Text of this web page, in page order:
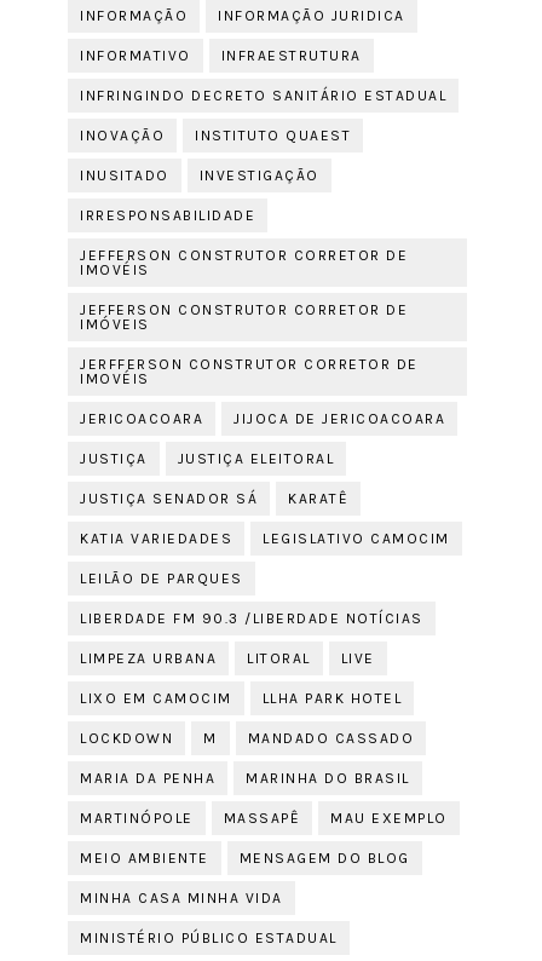
INFORMAÇÃO INFORMAÇÃO JURIDICA
INFORMATIVO INFRAESTRUTURA
INFRINGINDO DECRETO SANITÁRIO ESTADUAL
INOVAÇÃO INSTITUTO QUAEST
INUSITADO INVESTIGAÇÃO
IRRESPONSABILIDADE
JEFFERSON CONSTRUTOR CORRETOR DE
IMOVÉIS
JEFFERSON CONSTRUTOR CORRETOR DE
IMÓVEIS
JERFFERSON CONSTRUTOR CORRETOR DE
IMOVÉIS
JERICOACOARA JIJOCA DE JERICOACOARA
JUSTIÇA JUSTIÇA ELEITORAL
JUSTIÇA SENADOR SÁ KARATÊ
KATIA VARIEDADES LEGISLATIVO CAMOCIM
LEILÃO DE PARQUES
LIBERDADE FM 90.3 /LIBERDADE NOTÍCIAS
LIMPEZA URBANA LITORAL LIVE
LIXO EM CAMOCIM LLHA PARK HOTEL
LOCKDOWN M MANDADO CASSADO
MARIA DA PENHA MARINHA DO BRASIL
MARTINÓPOLE MASSAPÊ MAU EXEMPLO
MEIO AMBIENTE MENSAGEM DO BLOG
MINHA CASA MINHA VIDA
MINISTÉRIO PÚBLICO ESTADUAL